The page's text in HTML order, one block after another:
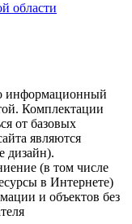
области
информационный
Комплектации
от базовых
являются
дизайн).
(в том числе
в Интернете)
и объектов без